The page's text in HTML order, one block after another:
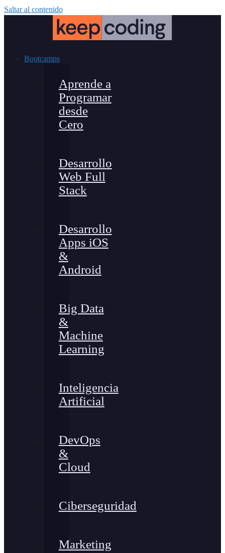
Saltar al contenido
Bootcamps
Aprende a
Programar
desde
Cero
Desarrollo
Web Full
Stack
Desarrollo
Apps iOS
&
Android
Big Data
&
Machine
Learning
Inteligencia
Artificial
DevOps
&
Cloud
Ciberseguridad
Marketing